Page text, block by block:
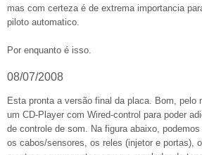
mas com certeza é de extrema importancia
piloto automatico.
Por enquanto é isso.
08/07/2008
Esta pronta a versão final da placa. Bom, pelo
um CD-Player com Wired-control para poder
de controle de som. Na figura abaixo,
os cabos/sensores, os reles (injetor e portas),